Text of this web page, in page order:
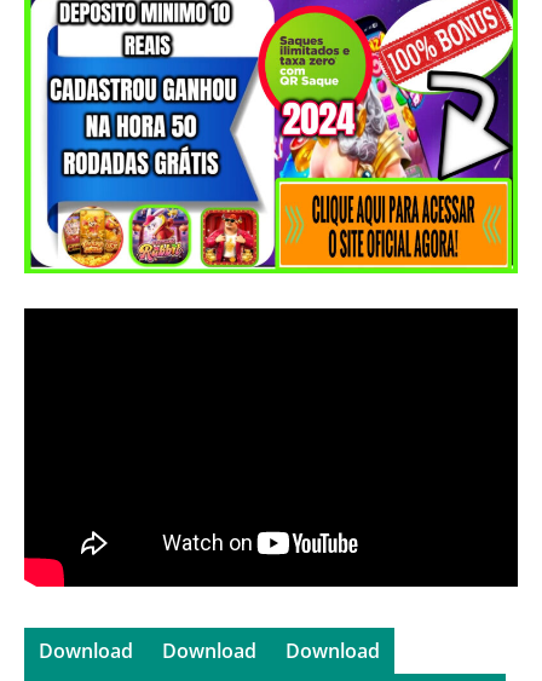
Download Download
Download